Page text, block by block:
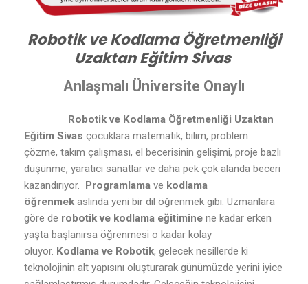
Robotik ve Kodlama Öğretmenliği
Uzaktan Eğitim Sivas
Anlaşmalı Üniversite Onaylı
Robotik ve Kodlama Öğretmenliği Uzaktan
Eğitim Sivas çocuklara matematik, bilim, problem
çözme, takım çalışması, el becerisinin gelişimi, proje bazlı
düşünme, yaratıcı sanatlar ve daha pek çok alanda beceri
kazandırıyor.
Programlama ve kodlama
öğrenmek aslında yeni bir dil öğrenmek gibi. Uzmanlara
göre de robotik ve kodlama eğitimine ne kadar erken
yaşta başlanırsa öğrenmesi o kadar kolay
oluyor. Kodlama ve Robotik, gelecek nesillerde ki
teknolojinin alt yapısını oluşturarak günümüzde yerini iyice